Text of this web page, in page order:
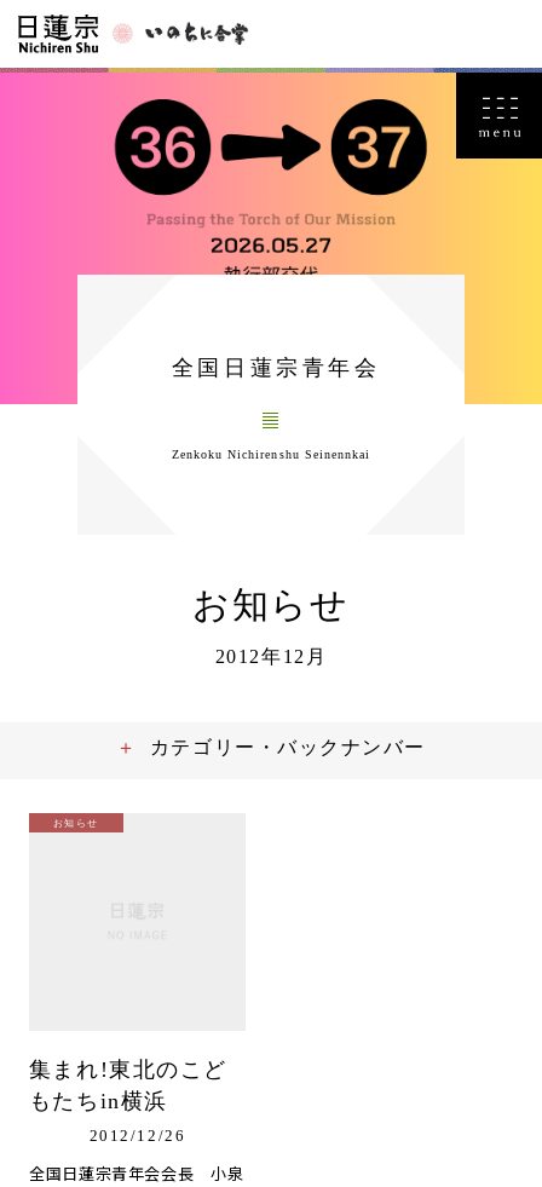
全国日蓮宗青年会
Zenkoku Nichirenshu Seinennkai
お知らせ
2012年12月
お知らせ
集まれ!東北のこど
もたちin横浜
2012/12/26
全国日蓮宗青年会会長 小泉
カテゴリー・バックナンバー